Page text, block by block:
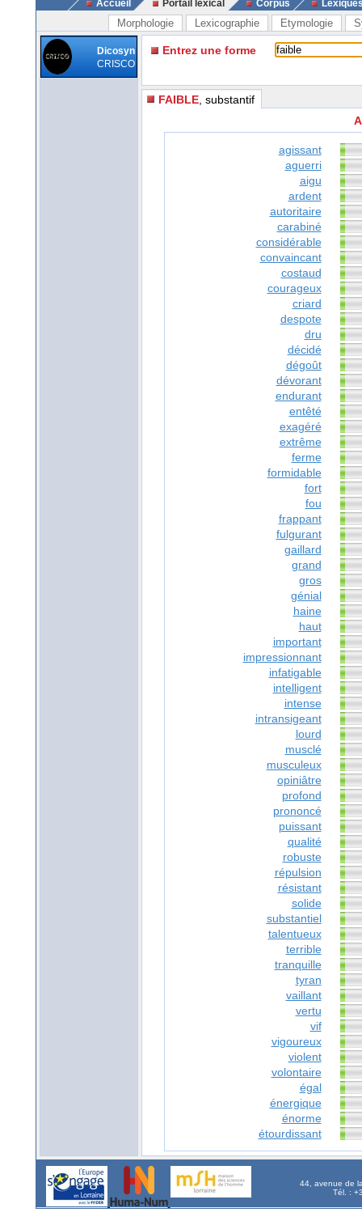
Accueil Portail lexical Corpus
Morphologie Lexicographie Etymologie
Dicosyn
CRISCO
Entrez une forme
FAIBLE , substantif
agissant
aguerri
aigu
ardent
autoritaire
carabiné
considérable
convaincant
costaud
courageux
criard
despote
dru
décidé
dégoût
dévorant
endurant
entêté
exagéré
extrême
ferme
formidable
fort
fou
frappant
fulgurant
gaillard
grand
gros
génial
haine
haut
important
impressionnant
infatigable
intelligent
intense
intransigeant
lourd
musclé
musculeux
opiniâtre
profond
prononcé
puissant
qualité
robuste
répulsion
résistant
solide
substantiel
talentueux
terrible
tranquille
tyran
vaillant
vertu
vif
vigoureux
violent
volontaire
égal
énergique
énorme
étourdissant
44, avenue de
Tél. :